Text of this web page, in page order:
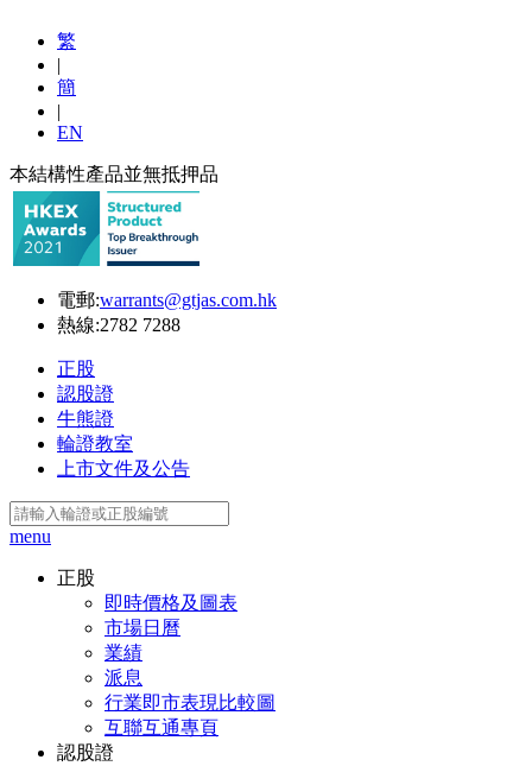
繁
|
簡
|
EN
本結構性產品並無抵押品
電郵:warrants@gtjas.com.hk
熱線:2782 7288
正股
認股證
牛熊證
輪證教室
上市文件及公告
menu
正股
即時價格及圖表
市場日曆
業績
派息
行業即市表現比較圖
互聯互通專頁
認股證